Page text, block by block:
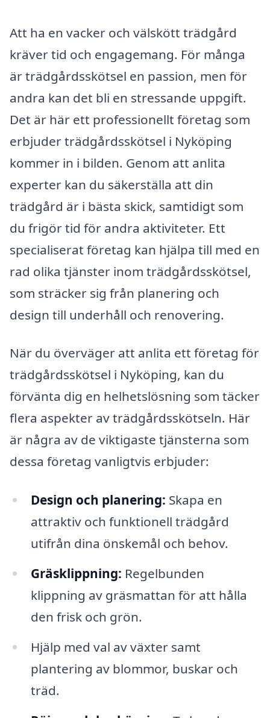
Att ha en vacker och välskött trädgård
kräver tid och engagemang. För många
är trädgårdsskötsel en passion, men för
andra kan det bli en stressande uppgift.
Det är här ett professionellt företag som
erbjuder trädgårdsskötsel i Nyköping
kommer in i bilden. Genom att anlita
experter kan du säkerställa att din
trädgård är i bästa skick, samtidigt som
du frigör tid för andra aktiviteter. Ett
specialiserat företag kan hjälpa till med en
rad olika tjänster inom trädgårdsskötsel,
som sträcker sig från planering och
design till underhåll och renovering.
När du överväger att anlita ett företag för
trädgårdsskötsel i Nyköping, kan du
förvänta dig en helhetslösning som täcker
flera aspekter av trädgårdsskötseln. Här
är några av de viktigaste tjänsterna som
dessa företag vanligtvis erbjuder:
Design och planering: Skapa en
attraktiv och funktionell trädgård
utifrån dina önskemål och behov.
Gräsklippning: Regelbunden
klippning av gräsmattan för att hålla
den frisk och grön.
Hjälp med val av växter samt
plantering av blommor, buskar och
träd.